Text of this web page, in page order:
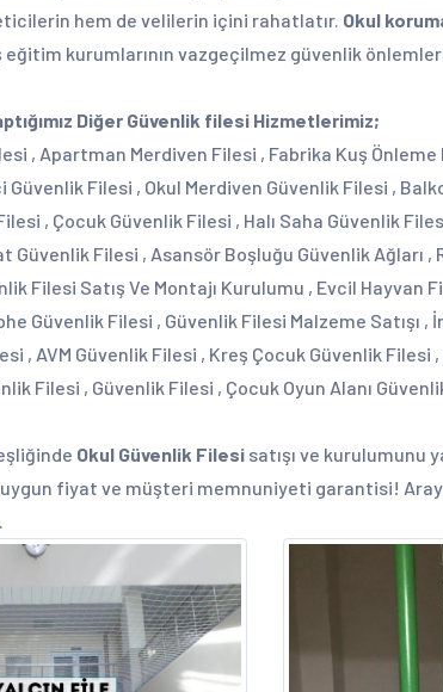
hem de velilerin içini rahatlatır. Okul
kurumlarının vazgeçilmez güvenlik
Diğer Güvenlik filesi Hizmetlerimiz;
, Apartman Merdiven Filesi , Fabrika Kuş
Güvenlik Filesi , Okul Merdiven Güvenlik Filesi ,
, Çocuk Güvenlik Filesi , Halı Saha Güvenlik
Güvenlik Filesi , Asansör Boşluğu Güvenlik Ağları
Filesi Satış Ve Montajı Kurulumu , Evcil Hayvan
Güvenlik Filesi , Güvenlik Filesi Malzeme Satışı
, AVM Güvenlik Filesi , Kreş Çocuk Güvenlik
Filesi , Güvenlik Filesi , Çocuk Oyun Alanı
Okul Güvenlik Filesi satışı ve kurulumunu
fiyat ve müşteri memnuniyeti garantisi!